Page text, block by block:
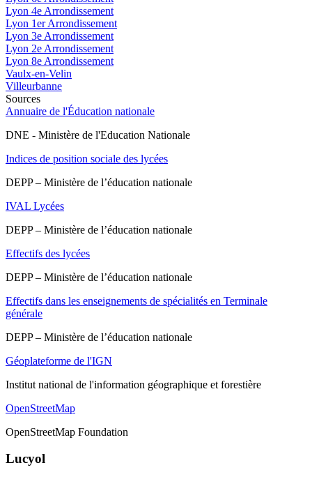
Lyon 4e Arrondissement
Lyon 1er Arrondissement
Lyon 3e Arrondissement
Lyon 2e Arrondissement
Lyon 8e Arrondissement
Vaulx-en-Velin
Villeurbanne
Sources
Annuaire de l'Éducation nationale
DNE - Ministère de l'Education Nationale
Indices de position sociale des lycées
DEPP – Ministère de l’éducation nationale
IVAL Lycées
DEPP – Ministère de l’éducation nationale
Effectifs des lycées
DEPP – Ministère de l’éducation nationale
Effectifs dans les enseignements de spécialités en Terminale
générale
DEPP – Ministère de l’éducation nationale
Géoplateforme de l'IGN
Institut national de l'information géographique et forestière
OpenStreetMap
OpenStreetMap Foundation
Lucyol